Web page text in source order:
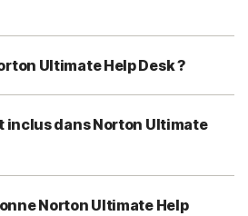
Ultimate Help Desk ?
inclus dans Norton Ultimate
Norton Ultimate Help